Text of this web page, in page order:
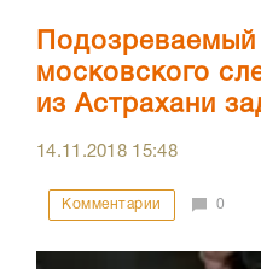
московского
из Астрахани
14.11.2018 15:48
Комментарии 0